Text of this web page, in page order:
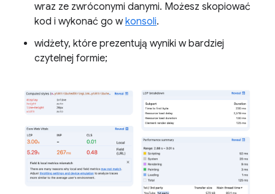
wraz ze zwróconymi danymi. Możesz skopiować
kod i wykonać go wkonsoli.
widżety, które prezentują wyniki w bardziej
czytelnej formie;